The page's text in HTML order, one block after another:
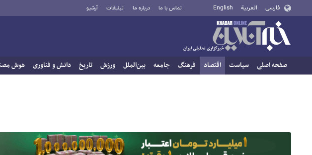
فارسی العربية English تماس با ما درباره ما تبلیغات آرشیو
صفحه اصلی سیاست اقتصاد فرهنگ جامعه بین‌الملل ورزش تاریخ دانش و فناوری هوش